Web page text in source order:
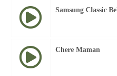
Samsung Classic
Chere Maman